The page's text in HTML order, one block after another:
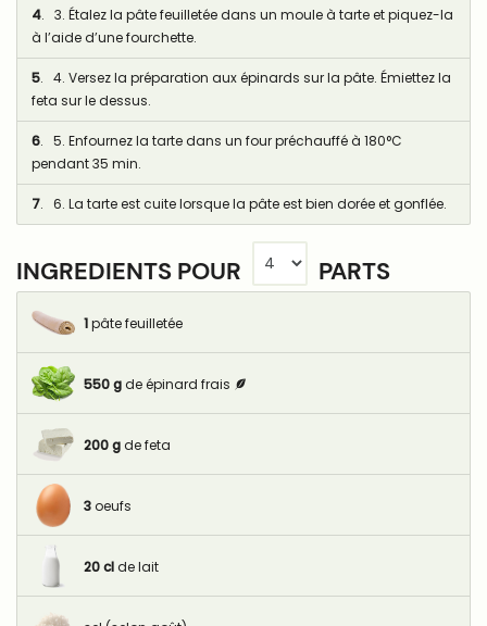
4. 3. Étalez la pâte feuilletée dans un moule à tarte et piquez-la
à l’aide d’une fourchette.
5. 4. Versez la préparation aux épinards sur la pâte. Émiettez la
feta sur le dessus.
6. 5. Enfournez la tarte dans un four préchauffé à 180°C
pendant 35 min.
7. 6. La tarte est cuite lorsque la pâte est bien dorée et gonflée.
INGREDIENTS POUR PARTS
1 pâte feuilletée
550 g de épinard frais
200 g de feta
3 oeufs
20 cl de lait